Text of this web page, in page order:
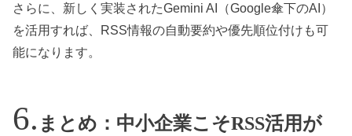
さらに、新しく実装されたGemini AI（Google傘下のAI）
を活用すれば、RSS情報の自動要約や優先順位付けも可
能になります。
まとめ：中小企業こそRSS活用が